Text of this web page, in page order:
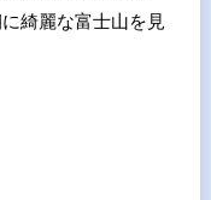
綺麗な富士山を見